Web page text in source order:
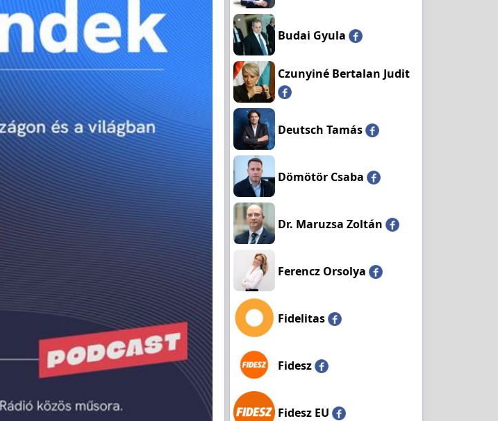
Budai Gyula
Czunyiné Bertalan Judit
Deutsch Tamás
Dömötör Csaba
Dr. Maruzsa Zoltán
Ferencz Orsolya
Fidelitas
Fidesz
Fidesz EU